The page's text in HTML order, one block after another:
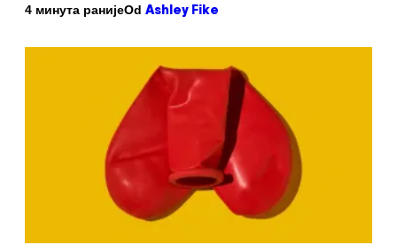
4 минута ранијеOd Ashley Fike